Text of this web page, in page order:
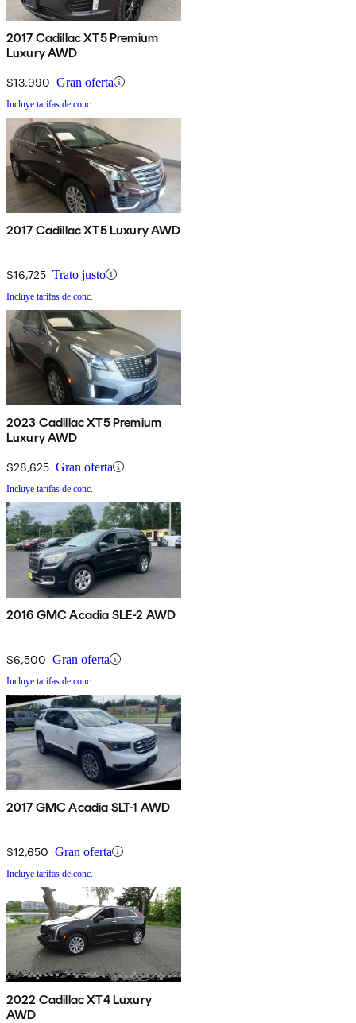
2017 Cadillac XT5 Premium
Luxury AWD
$13,990 Gran oferta
Incluye tarifas de conc.
2017 Cadillac XT5 Luxury AWD
$16,725 Trato justo
Incluye tarifas de conc.
2023 Cadillac XT5 Premium
Luxury AWD
$28,625 Gran oferta
Incluye tarifas de conc.
2016 GMC Acadia SLE-2 AWD
$6,500 Gran oferta
Incluye tarifas de conc.
2017 GMC Acadia SLT-1 AWD
$12,650 Gran oferta
Incluye tarifas de conc.
2022 Cadillac XT4 Luxury
AWD